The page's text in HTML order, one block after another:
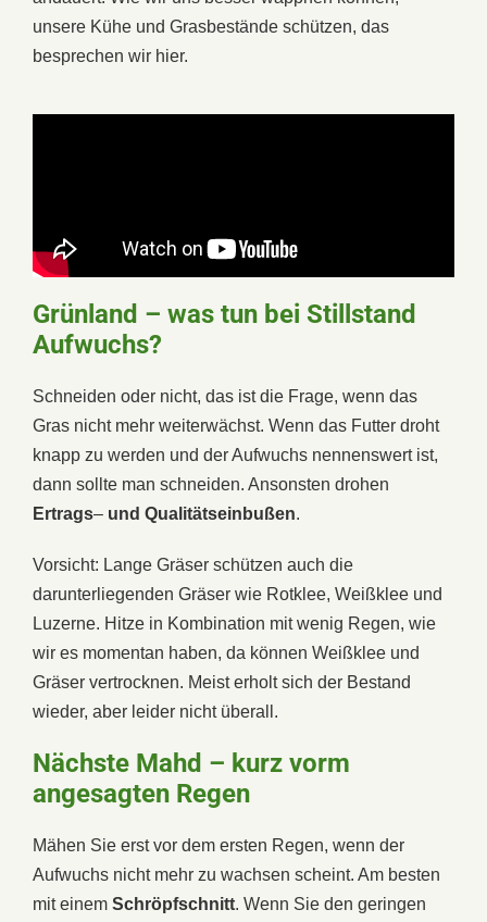
unsere Kühe und Grasbestände schützen, das
besprechen wir hier.
Grünland – was tun bei Stillstand
Aufwuchs?
Schneiden oder nicht, das ist die Frage, wenn das
Gras nicht mehr weiterwächst. Wenn das Futter droht
knapp zu werden und der Aufwuchs nennenswert ist,
dann sollte man schneiden. Ansonsten drohen
Ertrags– und Qualitätseinbußen.
Vorsicht: Lange Gräser schützen auch die
darunterliegenden Gräser wie Rotklee, Weißklee und
Luzerne. Hitze in Kombination mit wenig Regen, wie
wir es momentan haben, da können Weißklee und
Gräser vertrocknen. Meist erholt sich der Bestand
wieder, aber leider nicht überall.
Nächste Mahd – kurz vorm
angesagten Regen
Mähen Sie erst vor dem ersten Regen, wenn der
Aufwuchs nicht mehr zu wachsen scheint. Am besten
mit einem Schröpfschnitt. Wenn Sie den geringen